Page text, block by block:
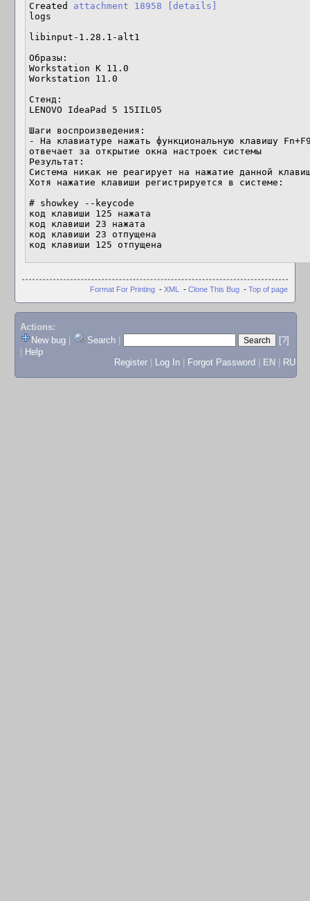
Created attachment 18958
[details]
logs
libinput-1.28.1-alt1
Образы:
Workstation K 11.0
Workstation 11.0
Стенд:
LENOVO IdeaPad 5 15IIL05
Шаги воспроизведения:
- На клавиатуре нажать функциональную клавишу
отвечает за открытие окна настроек системы
Результат:
Система никак не реагирует на нажатие данной
Хотя нажатие клавиши регистрируется в системе:
# showkey --keycode
код клавиши 125 нажата
код клавиши 23 нажата
код клавиши 23 отпущена
код клавиши 125 отпущена
Format For Printing - XML - Clone This Bug - Top of page
Actions:
New bug
Search
[?]
Help
Register
Log In Forgot Password EN RU